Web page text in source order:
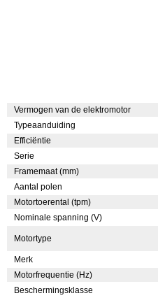
Vermogen van de elektromotor
Typeaanduiding
Efficiëntie
Serie
Framemaat (mm)
Aantal polen
Motortoerental (tpm)
Nominale spanning (V)
Motortype
Merk
Motorfrequentie (Hz)
Beschermingsklasse